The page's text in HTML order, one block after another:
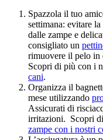
Spazzola il tuo
settimana: evitare
dalle zampe e
consigliato un
rimuovere il pelo in
Scopri di più con i
cani.
Organizza il
mese utilizzando
Assicurati di
irritazioni. Scopri
zampe con i nostri